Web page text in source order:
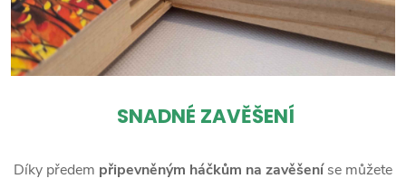
SNADNÉ ZAVĚŠENÍ
Díky předem připevněným háčkům na zavěšeníse můžete